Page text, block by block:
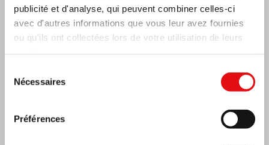
publicité et d'analyse, qui peuvent combiner celles-ci
avec d'autres informations que vous leur avez fournies
ou qu'ils ont collectées lors de votre utilisation de leurs
Nécessaires
Préférences
Côte d’Ivoire: Double Jubilé d’Argent